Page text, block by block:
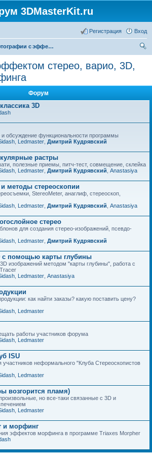
3DMasterKit.ru
Вход
Регистрация
Фотографии с эффектом стерео, варио, 3D, анимации, морфинга
стерео, варио, 3D,
Форум
3D
обсуждение функциональности программы
Ledmaster Дмитрий Кудрявский
растры
полезные приемы, питч-тест, совмещение, склейка
Ledmaster Дмитрий Кудрявский Anastasiya
методы стереоскопии
StereoMeter, анаглиф, стереоскоп,
Ledmaster Дмитрий Кудрявский Anastasiya
стерео
для создания стерео-изображений, псевдо-
Ledmaster Дмитрий Кудрявский
с помощью карты глубины
изображений методом "карты глубины", работа с
Ledmaster Anastasiya
как найти заказы? какую поставить цену?
Ledmaster
работы участников форума
Ledmaster
ISU
неформального "Клуба Стереоскопистов
Ledmaster
возгорится пламя)
но все-таки связанные с 3D и
Ledmaster
и морфинг
эффектов морфинга в программе Triaxes Morpher